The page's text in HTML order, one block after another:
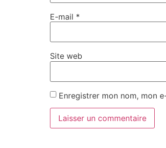
E-mail *
Site web
Enregistrer mon nom, mon